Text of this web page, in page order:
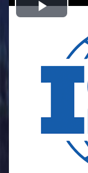
Play
Video